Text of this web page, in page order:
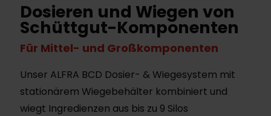
Dosieren und Wiegen von
Schüttgut-Komponenten
Für Mittel- und Großkomponenten
Unser ALFRA BCD Dosier- & Wiegesystem mit
stationärem Wiegebehälter kombiniert und
wiegt Ingredienzen aus bis zu 9 Silos